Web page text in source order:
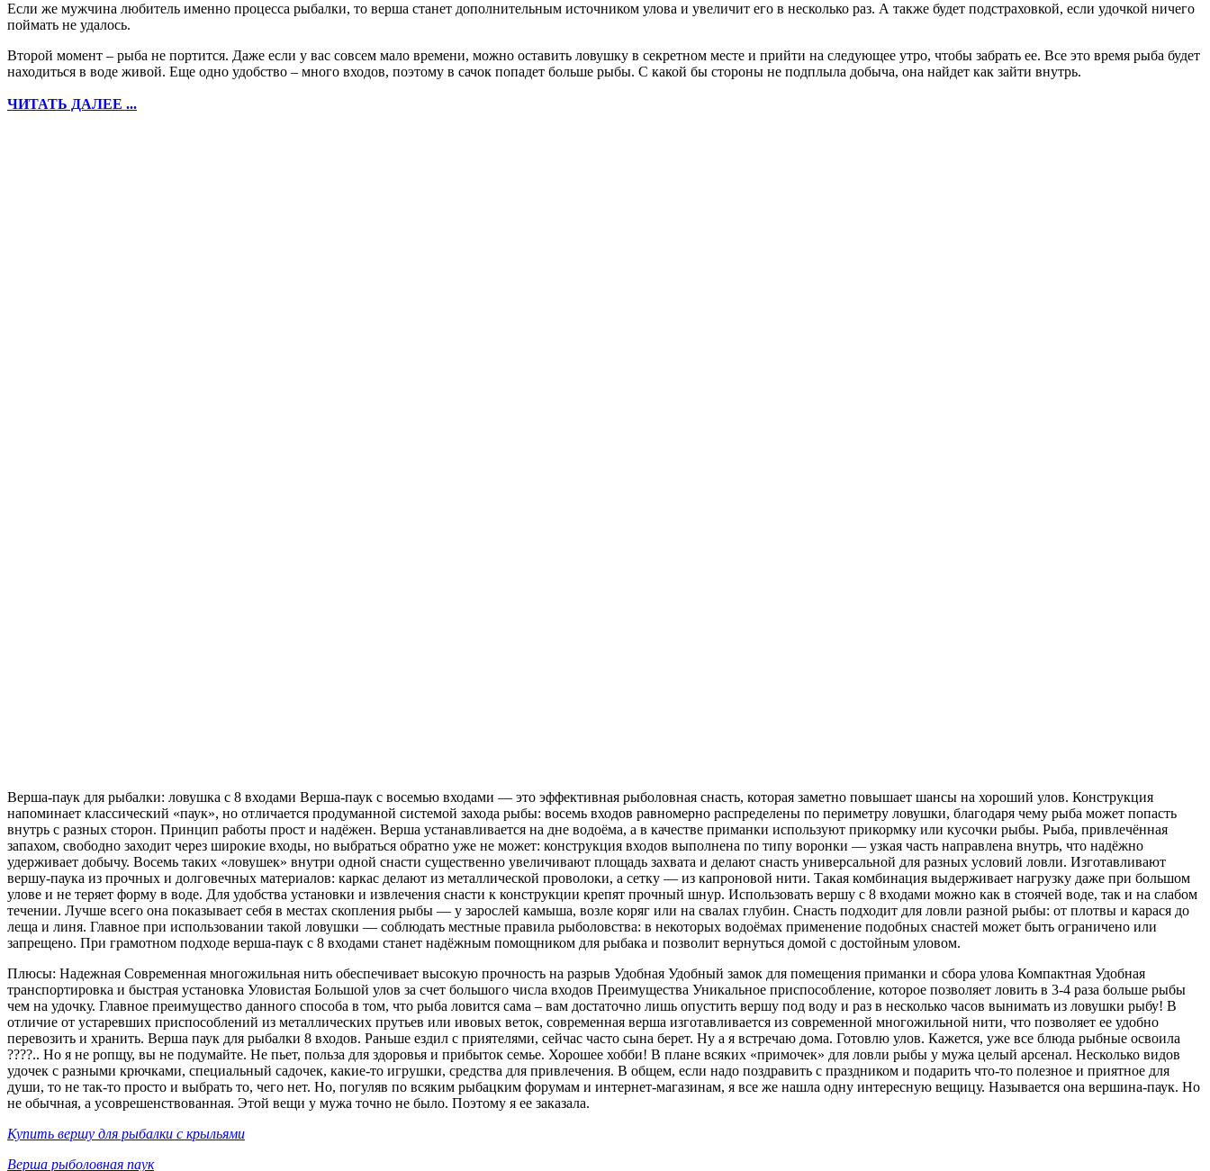
Если же мужчина любитель именно процесса рыбалки, то верша станет дополнительным источником улова и увеличит его в несколько раз. А также будет подстраховкой, если удочкой ничего
поймать не удалось.
Второй момент – рыба не портится. Даже если у вас совсем мало времени, можно оставить ловушку в секретном месте и прийти на следующее утро, чтобы забрать ее. Все это время рыба будет
находиться в воде живой. Еще одно удобство – много входов, поэтому в сачок попадет больше рыбы. С какой бы стороны не подплыла добыча, она найдет как зайти внутрь.
ЧИТАТЬ ДАЛЕЕ ...
Верша-паук для рыбалки: ловушка с 8 входами Верша-паук с восемью входами — это эффективная рыболовная снасть, которая заметно повышает шансы на хороший улов. Конструкция
напоминает классический «паук», но отличается продуманной системой захода рыбы: восемь входов равномерно распределены по периметру ловушки, благодаря чему рыба может попасть
внутрь с разных сторон. Принцип работы прост и надёжен. Верша устанавливается на дне водоёма, а в качестве приманки используют прикормку или кусочки рыбы. Рыба, привлечённая
запахом, свободно заходит через широкие входы, но выбраться обратно уже не может: конструкция входов выполнена по типу воронки — узкая часть направлена внутрь, что надёжно
удерживает добычу. Восемь таких «ловушек» внутри одной снасти существенно увеличивают площадь захвата и делают снасть универсальной для разных условий ловли. Изготавливают
вершу-паука из прочных и долговечных материалов: каркас делают из металлической проволоки, а сетку — из капроновой нити. Такая комбинация выдерживает нагрузку даже при большом
улове и не теряет форму в воде. Для удобства установки и извлечения снасти к конструкции крепят прочный шнур. Использовать вершу с 8 входами можно как в стоячей воде, так и на слабом
течении. Лучше всего она показывает себя в местах скопления рыбы — у зарослей камыша, возле коряг или на свалах глубин. Снасть подходит для ловли разной рыбы: от плотвы и карася до
леща и линя. Главное при использовании такой ловушки — соблюдать местные правила рыболовства: в некоторых водоёмах применение подобных снастей может быть ограничено или
запрещено. При грамотном подходе верша-паук с 8 входами станет надёжным помощником для рыбака и позволит вернуться домой с достойным уловом.
Плюсы: Надежная Современная многожильная нить обеспечивает высокую прочность на разрыв Удобная Удобный замок для помещения приманки и сбора улова Компактная Удобная
транспортировка и быстрая установка Уловистая Большой улов за счет большого числа входов Преимущества Уникальное приспособление, которое позволяет ловить в 3-4 раза больше рыбы
чем на удочку. Главное преимущество данного способа в том, что рыба ловится сама – вам достаточно лишь опустить вершу под воду и раз в несколько часов вынимать из ловушки рыбу! В
отличие от устаревших приспособлений из металлических прутьев или ивовых веток, современная верша изготавливается из современной многожильной нити, что позволяет ее удобно
перевозить и хранить. Верша паук для рыбалки 8 входов. Раньше ездил с приятелями, сейчас часто сына берет. Ну а я встречаю дома. Готовлю улов. Кажется, уже все блюда рыбные освоила
????.. Но я не ропщу, вы не подумайте. Не пьет, польза для здоровья и прибыток семье. Хорошее хобби! В плане всяких «примочек» для ловли рыбы у мужа целый арсенал. Несколько видов
удочек с разными крючками, специальный садочек, какие-то игрушки, средства для привлечения. В общем, если надо поздравить с праздником и подарить что-то полезное и приятное для
души, то не так-то просто и выбрать то, чего нет. Но, погуляв по всяким рыбацким форумам и интернет-магазинам, я все же нашла одну интересную вещицу. Называется она вершина-паук. Но
не обычная, а усоврешенствованная. Этой вещи у мужа точно не было. Поэтому я ее заказала.
Купить вершу для рыбалки с крыльями
Верша рыболовная паук